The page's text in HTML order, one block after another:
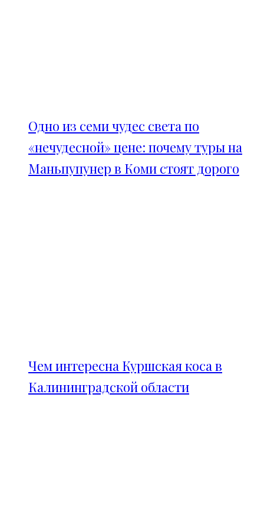
Одно из семи чудес света по
«нечудесной» цене: почему туры на
Маньпупунер в Коми стоят дорого
Чем интересна Куршская коса в
Калининградской области